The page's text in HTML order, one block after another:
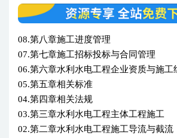
08.第八章施工进度管理
07.第七章施工招标投标与合同管理
06.第六章水利水电工程企业资质与施工
05.第五章相关标准
04.第四章相关法规
03.第三章水利水电工程主体工程施工
02.第二章水利水电工程施工导流与截流